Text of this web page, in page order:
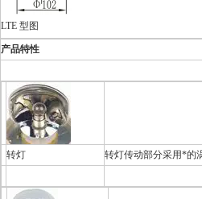
LTE 型图
产品特性
转灯 转灯传动部分采用*的